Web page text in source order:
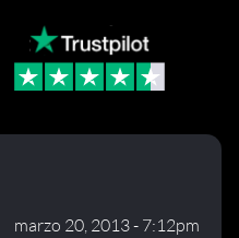
marzo 20, 2013 - 7:12pm